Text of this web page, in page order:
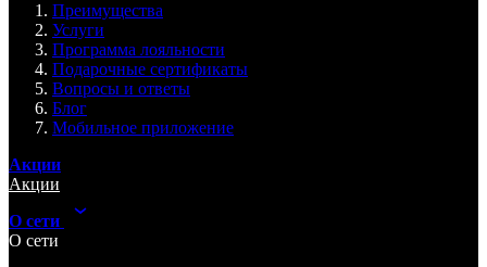
Преимущества
Услуги
Программа лояльности
Подарочные сертификаты
Вопросы и ответы
Блог
Мобильное приложение
Акции
Акции
О сети
О сети